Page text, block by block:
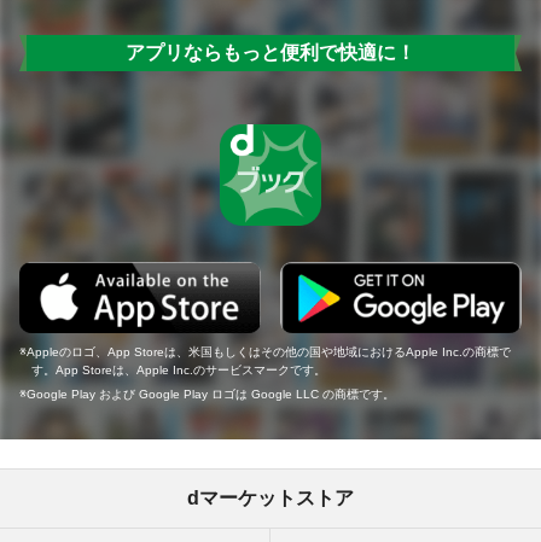
アプリならもっと便利で快適に！
Appleのロゴ、App Storeは、米国もしくはその他の国や地域におけるApple Inc.の商標で
す。App Storeは、Apple Inc.のサービスマークです。
Google Play および Google Play ロゴは Google LLC の商標です。
dマーケットストア